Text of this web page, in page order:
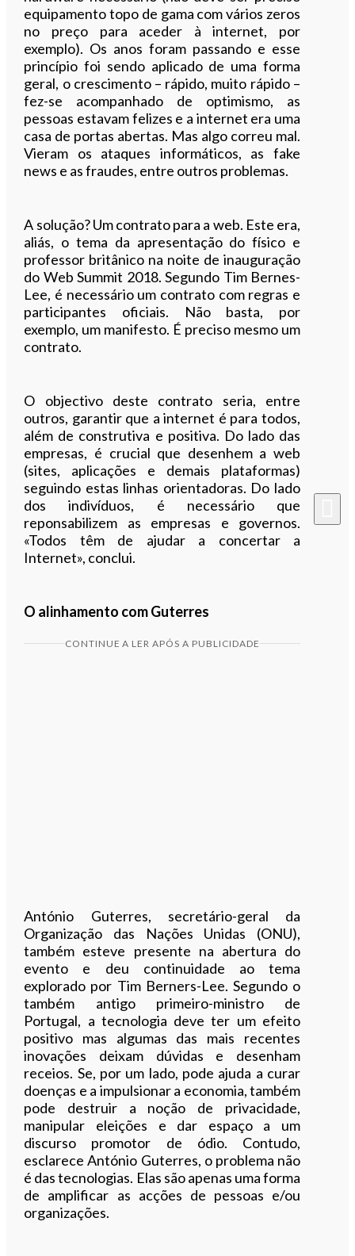
equipamento topo de gama com vários zeros
no preço para aceder à internet, por
exemplo). Os anos foram passando e esse
princípio foi sendo aplicado de uma forma
geral, o crescimento – rápido, muito rápido –
fez-se acompanhado de optimismo, as
pessoas estavam felizes e a internet era uma
casa de portas abertas. Mas algo correu mal.
Vieram os ataques informáticos, as fake
news e as fraudes, entre outros problemas.
A solução? Um contrato para a web. Este era,
aliás, o tema da apresentação do físico e
professor britânico na noite de inauguração
do Web Summit 2018. Segundo Tim Bernes-
Lee, é necessário um contrato com regras e
participantes oficiais. Não basta, por
exemplo, um manifesto. É preciso mesmo um
contrato.
O objectivo deste contrato seria, entre
outros, garantir que a internet é para todos,
além de construtiva e positiva. Do lado das
empresas, é crucial que desenhem a web
(sites, aplicações e demais plataformas)
seguindo estas linhas orientadoras. Do lado
dos indivíduos, é necessário que
reponsabilizem as empresas e governos.
«Todos têm de ajudar a concertar a
Internet», conclui.
O alinhamento com Guterres
CONTINUE A LER APÓS A PUBLICIDADE
António Guterres, secretário-geral da
Organização das Nações Unidas (ONU),
também esteve presente na abertura do
evento e deu continuidade ao tema
explorado por Tim Berners-Lee. Segundo o
também antigo primeiro-ministro de
Portugal, a tecnologia deve ter um efeito
positivo mas algumas das mais recentes
inovações deixam dúvidas e desenham
receios. Se, por um lado, pode ajuda a curar
doenças e a impulsionar a economia, também
pode destruir a noção de privacidade,
manipular eleições e dar espaço a um
discurso promotor de ódio. Contudo,
esclarece António Guterres, o problema não
é das tecnologias. Elas são apenas uma forma
de amplificar as acções de pessoas e/ou
organizações.